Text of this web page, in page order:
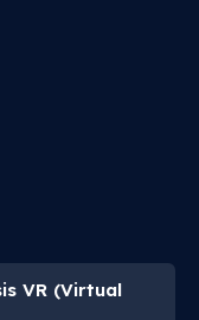
VR (Virtual